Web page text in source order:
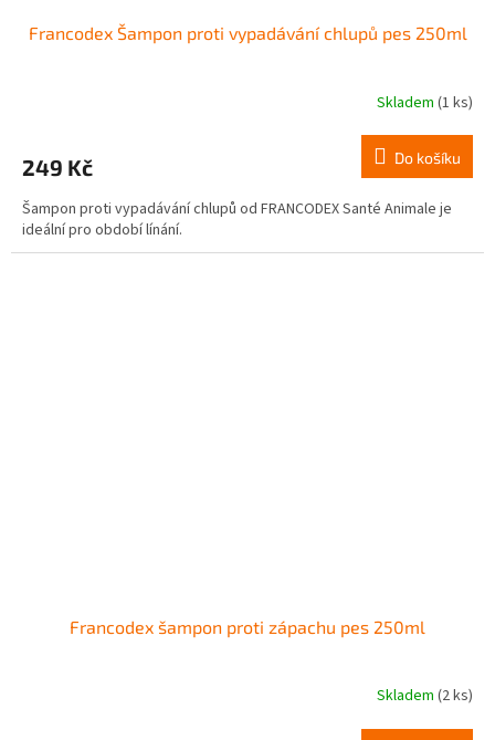
Francodex Šampon proti vypadávání chlupů pes 250ml
Skladem (1 ks)
249 Kč Do košíku
Šampon proti vypadávání chlupů od FRANCODEX Santé Animale je
ideální pro období línání.
Francodex šampon proti zápachu pes 250ml
Skladem (2 ks)